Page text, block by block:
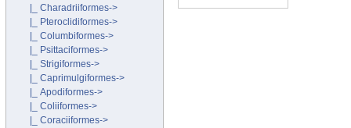
|_ Charadriiformes->
|_ Pteroclidiformes->
|_ Columbiformes->
|_ Psittaciformes->
|_ Strigiformes->
|_ Caprimulgiformes->
|_ Apodiformes->
|_ Coliiformes->
|_ Coraciiformes->